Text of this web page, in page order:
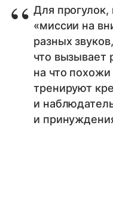
Для
«миссии на
разных
что вызывает
на что
тренируют
и
и